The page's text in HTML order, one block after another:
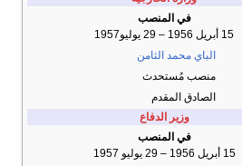
في المنصب
15 أبريل 1956 – 29 يوليو1957
الباي محمد الثامن
منصب مُستحدث
الصادق المقدم
وزير الدفاع
في المنصب
15 أبريل 1956 – 29 يوليو 1957